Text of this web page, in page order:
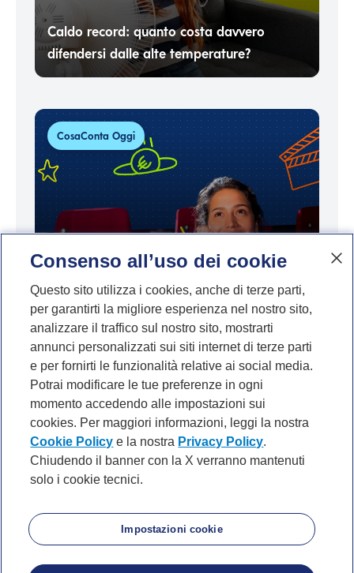
Caldo record: quanto costa davvero
difendersi dalle alte temperature?
CosaConta Oggi
La lotta per la tua attenzione: cosa ci
insegna “Odissea” di Nolan sull’economia
dell’intrattenimento
Privacy Cookie Policy Accessibilità About
Noi di Mediolanum
Mappa del sito
Consenso all’uso dei cookie
Questo sito utilizza i cookies, anche di terze parti,
per garantirti la migliore esperienza nel nostro sito,
analizzare il traffico sul nostro sito, mostrarti
annunci personalizzati sui siti internet di terze parti
e per fornirti le funzionalità relative ai social media.
Potrai modificare le tue preferenze in ogni
momento accedendo alle impostazioni sui
cookies. Per maggiori informazioni, leggi la nostra
Cookie Policy e la nostra Privacy Policy.
Chiudendo il banner con la X verranno mantenuti
solo i cookie tecnici.
Impostazioni cookie